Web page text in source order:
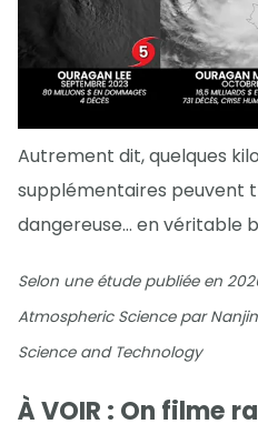
Autrement dit, quelques
supplémentaires peuvent
dangereuse… en véritable
Selon une étude publiée en
Atmospheric Science par
Science and Technology
À VOIR : On filme